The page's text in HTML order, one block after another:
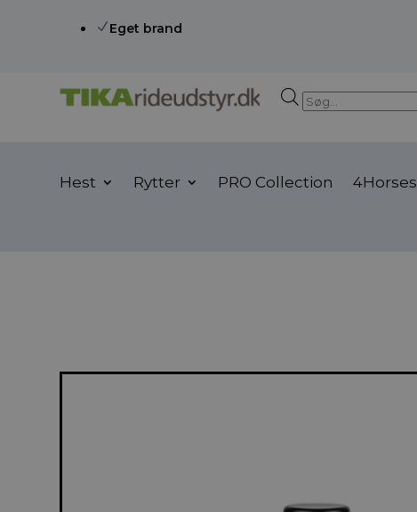
NEget brand
Products
search
Hest Rytter PRO Collection 4Horses